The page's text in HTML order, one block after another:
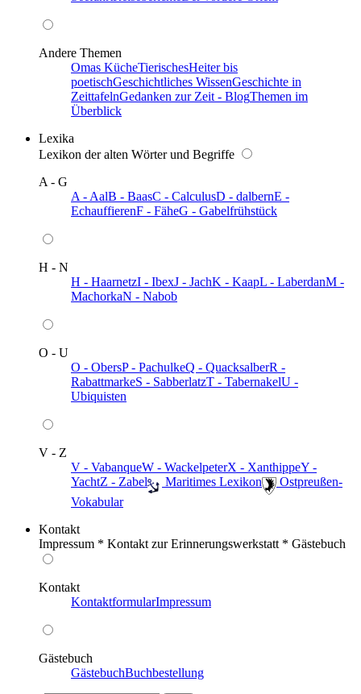
Andere Themen
Omas KücheTierischesHeiter bis
poetischGeschichtliches WissenGeschichte in
ZeittafelnGedanken zur Zeit - BlogThemen im
Überblick
Lexika
Lexikon der alten Wörter und Begriffe
A - G
A - AalB - BaasC - CalculusD - dalbernE -
EchauffierenF - FäheG - Gabelfrühstück
H - N
H - HaarnetzI - IbexJ - JachK - KaapL - LaberdanM -
MachorkaN - Nabob
O - U
O - ObersP - PachulkeQ - QuacksalberR -
RabattmarkeS - SabberlatzT - TabernakelU -
Ubiquisten
V - Z
V - VabanqueW - WackelpeterX - XanthippeY -
YachtZ - Zabel ️ Maritimes Lexikon
️ Ostpreußen-
Vokabular
Kontakt
Impressum * Kontakt zur Erinnerungswerkstatt * Gästebuch
Kontakt
KontaktformularImpressum
Gästebuch
GästebuchBuchbestellung